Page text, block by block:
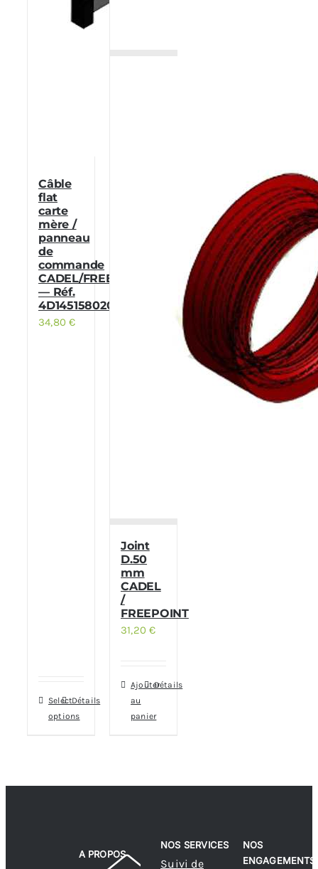
Câble
flat
carte
mère /
panneau
de
commande
CADEL/FREEPOINT
— Réf.
4D145158020
34,80€
Select
options
Détails
Joint
D.50
mm
CADEL
/
FREEPOINT
31,20€
Ajouter
au
panier
Détails
A PROPOS
NOS SERVICES
Suivi de
NOS
ENGAGEMENTS